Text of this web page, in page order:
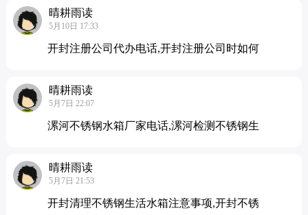
晴耕雨读
5月10日 17:33
开封注册公司代办电话,开封注册公司时如何
晴耕雨读
5月7日 22:07
漯河不锈钢水箱厂家电话,漯河检测不锈钢生
晴耕雨读
5月7日 21:53
开封清理不锈钢生活水箱注意事项,开封不锈